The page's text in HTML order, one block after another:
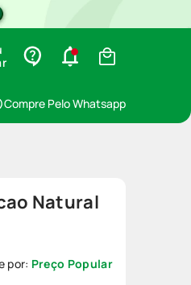
Compre Pelo Whatsapp
Natural
por: Preço Popular